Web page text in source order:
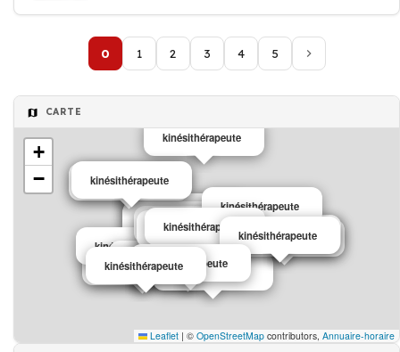
0 1 2 3 4 5
CARTE
kinésithérapeute
kinésithérapeute
kinésithérapeute
kinésithérapeute
kinésithérapeute
kinésithérapeute
kinésithérapeute
kinésithérapeute
kinésithérapeute
kinésithérapeute
kinésithérapeute
kinésithérapeute
kinésithérapeute
kinésithérapeute
kinésithérapeute
kinésithérapeute
kinésithérapeute
kinésithérapeute
kinésithérapeute
kinésithérapeute
+
−
Leaflet | © OpenStreetMap contributors, Annuaire-horaire